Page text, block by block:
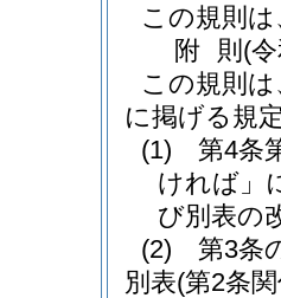
この規則
附 則 (
この規則
に掲げる規
(1)
第4条
ければ」
び別表の
(2)
第3条
別表(第2条